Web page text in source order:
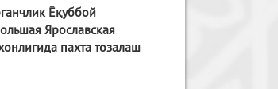
Ёқуббой
Ярославская
пахта тозалаш